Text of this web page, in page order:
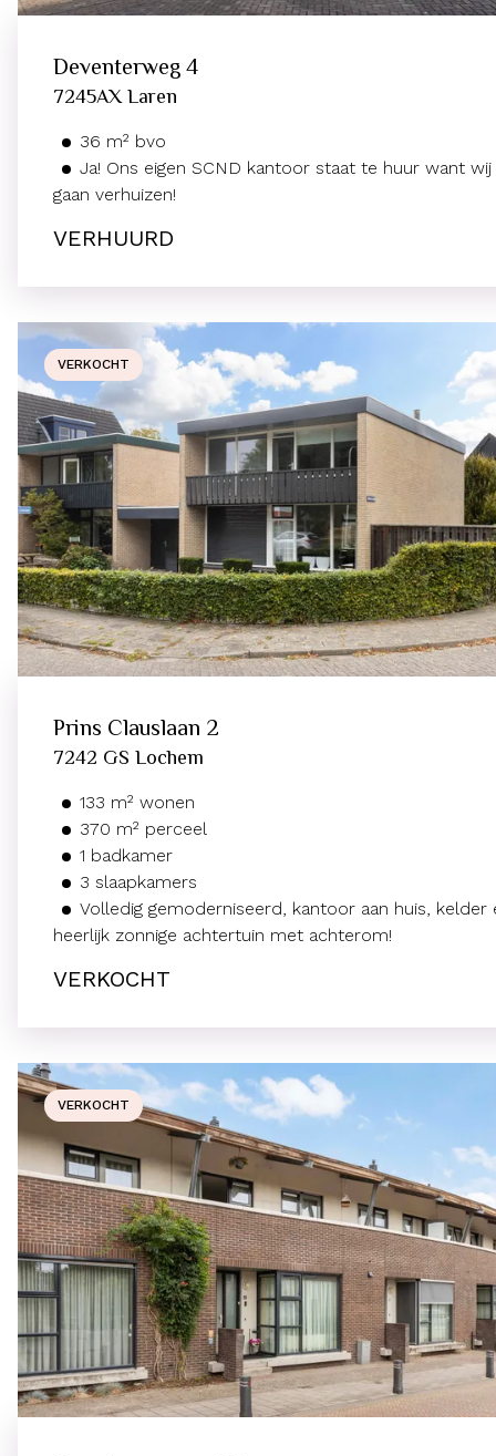
Deventerweg 4
7245AX Laren
36 m² bvo
Ja! Ons eigen SCND kantoor staat te huur want wij
gaan verhuizen!
VERHUURD
VERKOCHT
Prins Clauslaan 2
7242 GS Lochem
133 m² wonen
370 m² perceel
1 badkamer
3 slaapkamers
Volledig gemoderniseerd, kantoor aan huis, kelder
heerlijk zonnige achtertuin met achterom!
VERKOCHT
VERKOCHT